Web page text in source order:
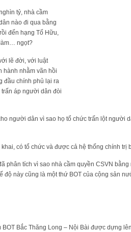
tỷ, nhà cầm
nào đi qua bằng
đến hạng Tố Hữu,
ngọt?
lẽ đời, với luật
hành nhằm vãn hồi
đầu chính phủ lại ra
áp người dân đòi
người dân vì sao họ tổ chức trấn lột người
có tổ chức và được cả hệ thống chính trị
phân tích vì sao nhà cầm quyền CSVN
này cũng là một thứ BOT của cộng sản
Bắc Thăng Long – Nội Bài được dựng